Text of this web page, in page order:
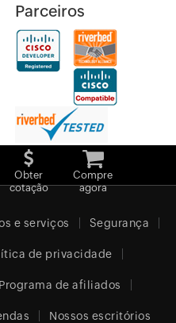
Parceiros
Obter
cotação
Compre
agora
e serviços Segurança
de privacidade
Programa de afiliados
Nossos escritórios